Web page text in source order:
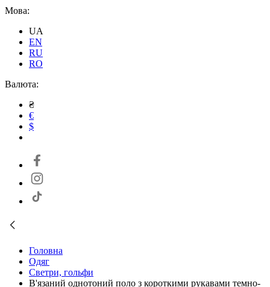
Мова:
UA
EN
RU
RO
Валюта:
₴
€
$
Головна
Одяг
Светри, гольфи
В'язаний однотоний поло з короткими рукавами темно-